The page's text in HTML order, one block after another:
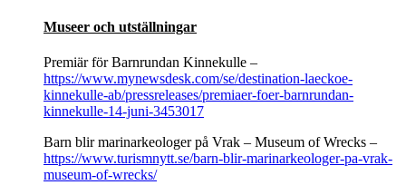
Museer och utställningar
Premiär för Barnrundan Kinnekulle –
https://www.mynewsdesk.com/se/destination-laeckoe-
kinnekulle-ab/pressreleases/premiaer-foer-barnrundan-
kinnekulle-14-juni-3453017
Barn blir marinarkeologer på Vrak – Museum of Wrecks –
https://www.turismnytt.se/barn-blir-marinarkeologer-pa-vrak-
museum-of-wrecks/